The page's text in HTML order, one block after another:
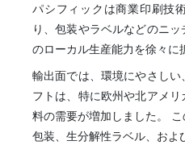
パシフィックは商業印刷技
り、包装やラベルなどのニ
のローカル生産能力を徐々に
輸出面では、環境にやさし
フトは、特に欧州や北アメ
料の需要が増加しました。
包装、生分解性ラベル、およ